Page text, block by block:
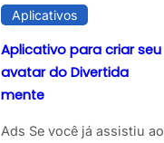
Aplicativos
Aplicativo para criar seu
avatar do Divertida
mente
Ads Se você já assistiu ao